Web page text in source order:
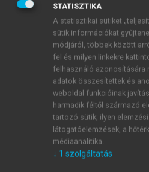
Felkészülés vegyi
ellátására
A felkészülés során
populáció egészségét
(baleseti források), azok
hatásáról, az általuk okozott
kiterjedéséről, a mérgezés
STATISZTIKA
A statisztikai sütiket
sütik információkat
módjáról, többek között
fel és milyen linkekre
felhasználó azonosítására
adatok összesítettek és
weboldal funkcióinak
harmadik féltől származó
tartozó sütik; ilyen
látogatóelemzések, a
médiaanalitika.
↓ 1 szolgáltatás